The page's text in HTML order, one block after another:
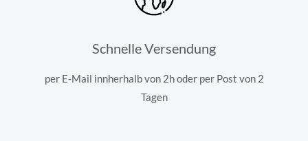
Schnelle Versendung
per E-Mail innherhalb von 2h oder per Post von 2
Tagen